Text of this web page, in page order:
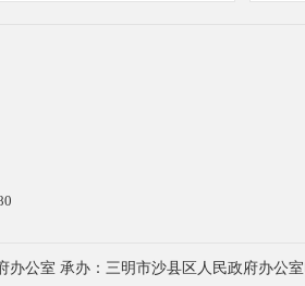
办公室 承办：三明市沙县区人民政府办公